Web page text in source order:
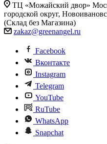
ТЦ «Можайский двор»
городской округ,
(Склад без Магазина)
zakaz@greenangel.ru
Facebook
Вконтакте
Instagram
Telegram
YouTube
RuTube
WhatsApp
Snapchat